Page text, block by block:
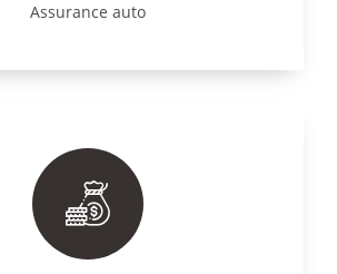
Assurance auto